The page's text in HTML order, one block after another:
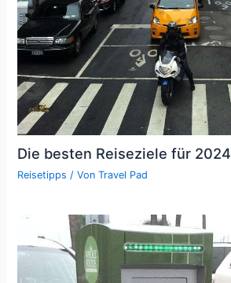
Die besten Reiseziele für 2024
Reisetipps / VonTravel Pad